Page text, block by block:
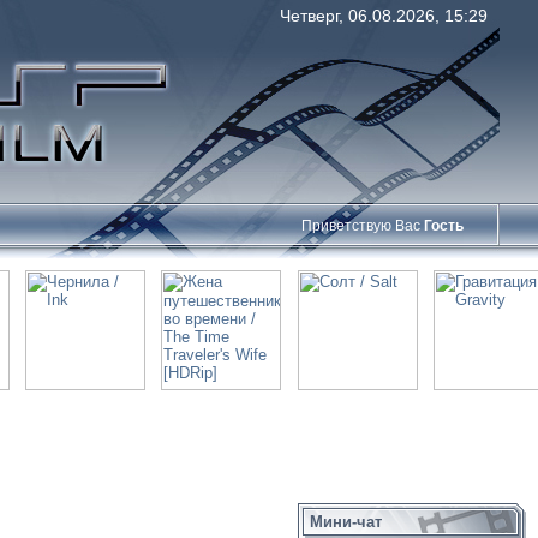
Четверг, 06.08.2026, 15:29
Приветствую Вас Гость
Мини-чат